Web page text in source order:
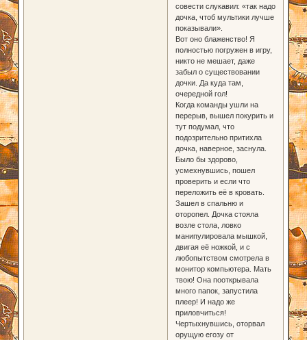
совести слукавил: «так надо
дочка, чтоб мультики лучше
показывали».
Вот оно блаженство! Я
полностью погружен в игру,
никто не мешает, даже
забыл о существовании
дочки. Да куда там,
очередной гол!
Когда команды ушли на
перерыв, вышел покурить и
тут подумал, что
подозрительно притихла
дочка, наверное, заснула.
Было бы здорово,
усмехнувшись, пошел
проверить и если что
переложить её в кровать.
Зашел в спальню и
оторопел. Дочка стояла
возле стола, ловко
манипулировала мышкой,
двигая её ножкой, и с
любопытством смотрела в
монитор компьютера. Мать
твою! Она пооткрывала
много папок, запустила
плеер! И надо же
приловчиться!
Чертыхнувшись, оторвал
орущую егозу от